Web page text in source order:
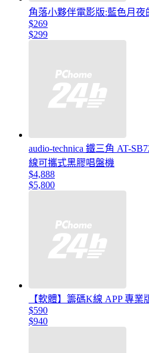
角落小夥伴電影版:藍色月
$269
$299
audio-technica 鐵三角 AT-
線可攜式黑膠唱盤機
$4,888
$5,800
【軟體】籌碼K線 APP 專業
$590
$940